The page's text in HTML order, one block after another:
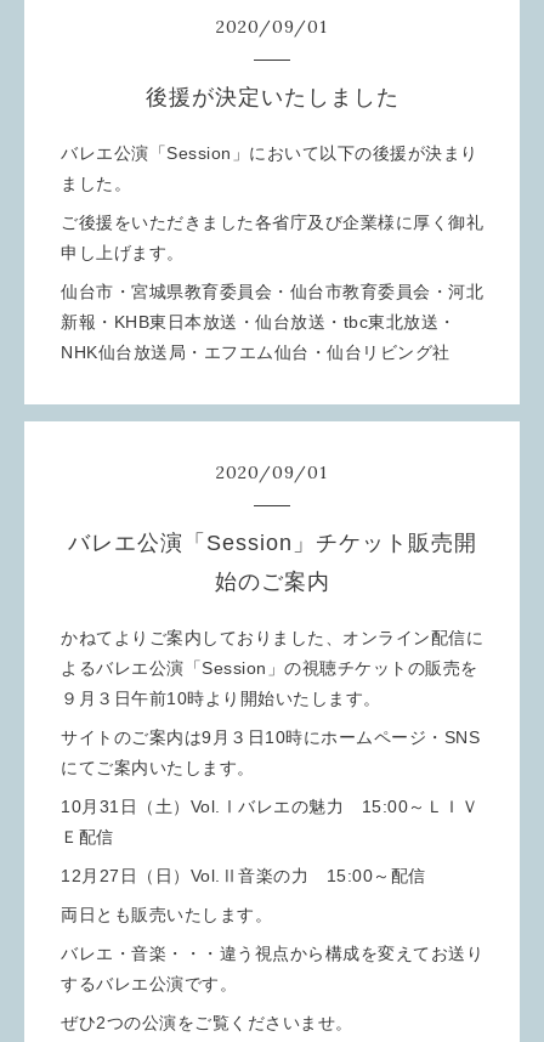
2020/09/01
後援が決定いたしました
バレエ公演「Session」において以下の後援が決まり
ました。
ご後援をいただきました各省庁及び企業様に厚く御礼
申し上げます。
仙台市・宮城県教育委員会・仙台市教育委員会・河北
新報・KHB東日本放送・仙台放送・tbc東北放送・
NHK仙台放送局・エフエム仙台・仙台リビング社
2020/09/01
バレエ公演「Session」チケット販売開
始のご案内
かねてよりご案内しておりました、オンライン配信に
よるバレエ公演「Session」の視聴チケットの販売を
９月３日午前10時より開始いたします。
サイトのご案内は9月３日10時にホームページ・SNS
にてご案内いたします。
10月31日（土）Vol.Ⅰバレエの魅力 15:00～ＬＩＶ
Ｅ配信
12月27日（日）Vol.Ⅱ音楽の力 15:00～配信
両日とも販売いたします。
バレエ・音楽・・・違う視点から構成を変えてお送り
するバレエ公演です。
ぜひ2つの公演をご覧くださいませ。